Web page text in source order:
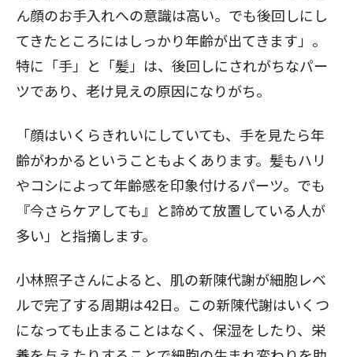
ん顔のお手入れへの意識は高い。でも後回しにし
てきたところにはしっかり年齢が出てきます」。
特に「手」と「髪」は、後回しにされがちなパー
ツであり、老け見えの原因になりがち。
「顔はいくらきれいにしていても、手を見たら年
齢がわかるということもよくあります。髪もハリ
やコシによって年齢感を印象付けるパーツ。でも
『今さらケアしても』と諦めて放置している人が
多い」と指摘します。
小林照子さんによると、肌の新陳代謝が細胞レベ
ルで完了する周期は42日。この新陳代謝はいくつ
になっても止まることはなく、保湿をしたり、栄